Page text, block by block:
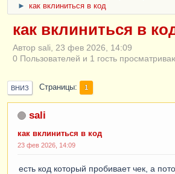
►
как вклиниться в код
как вклиниться в
Автор sali, 23 фев 2026, 14:09
0 Пользователей и 1 гость
ВНИЗ Страницы 1
sali
как вклиниться в код
23 фев 2026, 14:09
есть код который пробивает чек, а